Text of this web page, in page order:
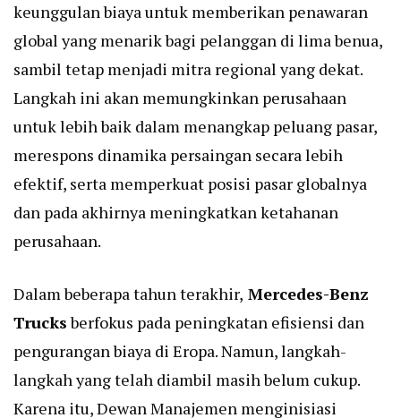
keunggulan biaya untuk memberikan penawaran
global yang menarik bagi pelanggan di lima benua,
sambil tetap menjadi mitra regional yang dekat.
Langkah ini akan memungkinkan perusahaan
untuk lebih baik dalam menangkap peluang pasar,
merespons dinamika persaingan secara lebih
efektif, serta memperkuat posisi pasar globalnya
dan pada akhirnya meningkatkan ketahanan
perusahaan.
Dalam beberapa tahun terakhir, Mercedes-Benz
Trucksberfokus pada peningkatan efisiensi dan
pengurangan biaya di Eropa. Namun, langkah-
langkah yang telah diambil masih belum cukup.
Karena itu, Dewan Manajemen menginisiasi